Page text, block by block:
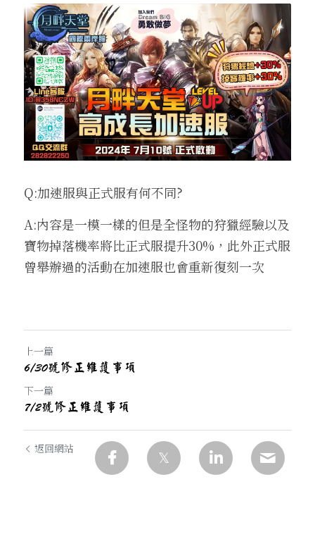
寵物介紹
寵物裝備介紹
武器屬性強化卷軸介紹
推廣大使勛章介紹
特權勛章介紹
帕格里奧紋樣
馬普勒紋樣
格蘭肯紋樣
武器防具收藏介紹
四龍祭司娃娃介紹
四龍祭司娃娃洗鍊介紹
料理以及特殊道具介紹
材料與道具
料理介紹
好運潘朵拉禮盒介紹
斗篷
古代臂甲
一般耳環
功能戒指(第四戒)
法師符文
黑暗妖精符文
轉職服務
等值交換服務
Q:加速服與正式服有何不同?
A:內容是一模一樣的但是全怪物的狩獵經驗以及
寶物掉落機率將比正式服提升30%，此外正式服
曾舉辦過的活動在加速服也會重新復刻一次
上一篇
6/30號修正維護事項
下一篇
7/2號修正維護事項
返回網站